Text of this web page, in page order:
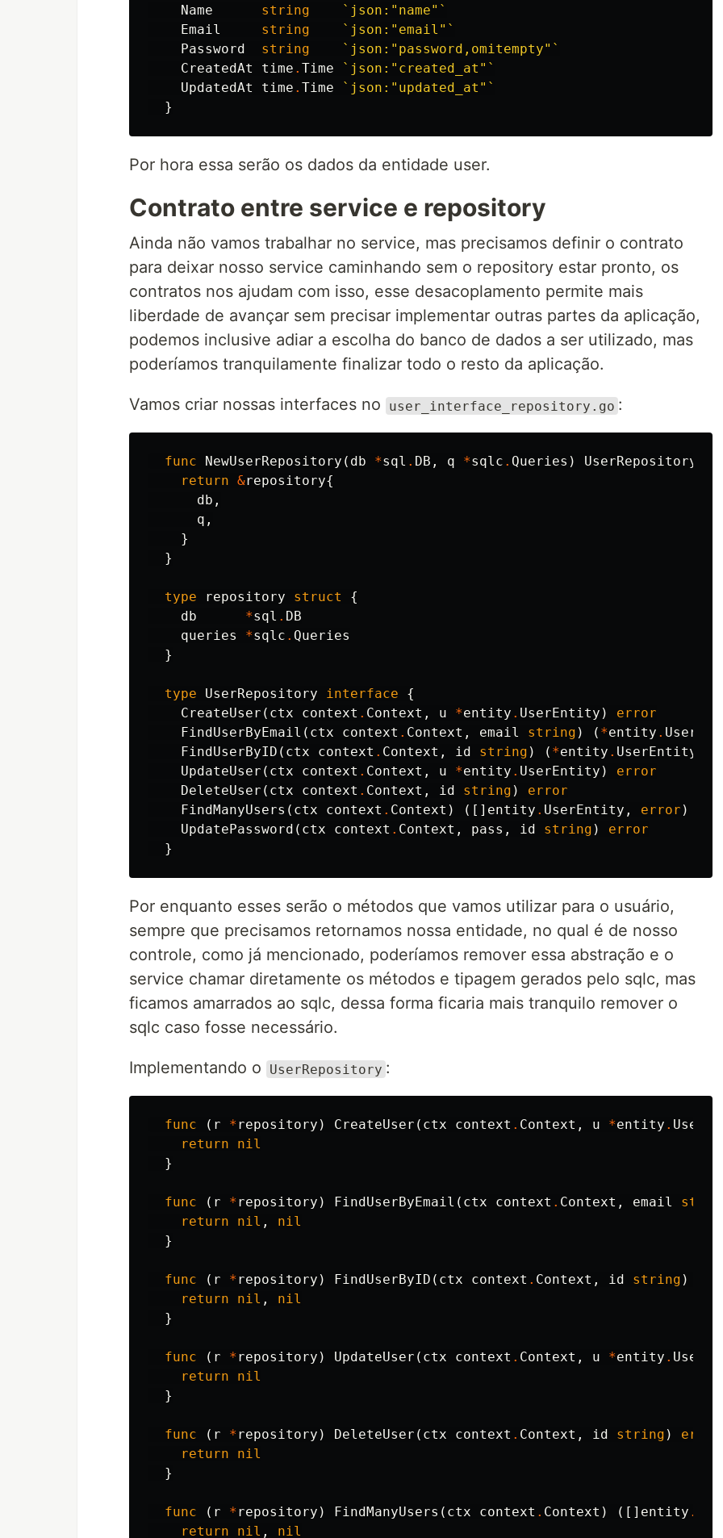
Name
string
`json:"name"`
Email
string
`json:"email"`
Password
string
`json:"password,omitempty"`
CreatedAt
time . Time
`json:"created_at"`
UpdatedAt
time . Time
`json:"updated_at"`
}
Por hora essa serão os dados da entidade user.
Contrato entre service e repository
Ainda não vamos trabalhar no service, mas precisamos definir o contrato
para deixar nosso service caminhando sem o repository estar pronto, os
contratos nos ajudam com isso, esse desacoplamento permite mais
liberdade de avançar sem precisar implementar outras partes da aplicação,
podemos inclusive adiar a escolha do banco de dados a ser utilizado, mas
poderíamos tranquilamente finalizar todo o resto da aplicação.
Vamos criar nossas interfaces no user_interface_repository.go :
func NewUserRepository ( db *sql . DB , q *sqlc . Queries ) UserRepository
return &repository{
db ,
q ,
}
}
type repository struct
{
db
*sql . DB
queries
*sqlc . Queries
}
type UserRepository interface
{
CreateUser ( ctx context . Context , u *entity . UserEntity )
error
FindUserByEmail ( ctx context . Context , email string ) ( *entity .
FindUserByID ( ctx context . Context , id string ) ( *entity . UserEntity
UpdateUser ( ctx context . Context , u *entity . UserEntity )
error
DeleteUser ( ctx context . Context , id string )
error
FindManyUsers ( ctx context . Context ) ([] entity . UserEntity , error )
UpdatePassword ( ctx context . Context , pass , id string )
error
}
Por enquanto esses serão o métodos que vamos utilizar para o usuário,
sempre que precisamos retornamos nossa entidade, no qual é de nosso
controle, como já mencionado, poderíamos remover essa abstração e o
service chamar diretamente os métodos e tipagem gerados pelo sqlc, mas
ficamos amarrados ao sqlc, dessa forma ficaria mais tranquilo remover o
sqlc caso fosse necessário.
Implementando o UserRepository :
func ( r *repository ) CreateUser ( ctx context . Context , u *entity .
return
nil
}
func ( r *repository ) FindUserByEmail ( ctx context . Context , email string
return
nil ,
nil
}
func ( r *repository ) FindUserByID ( ctx context . Context , id string )
return
nil ,
nil
}
func ( r *repository ) UpdateUser ( ctx context . Context , u *entity .
return
nil
}
func ( r *repository ) DeleteUser ( ctx context . Context , id string ) error
return
nil
}
func ( r *repository ) FindManyUsers ( ctx context . Context ) ([] entity .
return
nil , nil